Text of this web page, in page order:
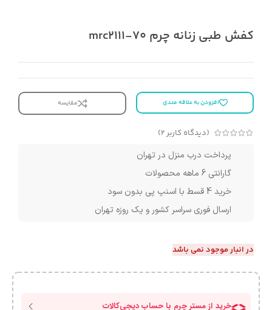
کفش طبی زنانه چرم mrc2111-70
افزودن به علاقه مندی مقایسه
(دیدگاه کاربر2
)
پرداخت درب منزل در تهران
گارانتی 6 ماهه محصولات
خرید 4 قسط با اسنپ پی بدون سود
ارسال فوری سراسر کشور و یک روزه تهران
در انبار موجود نمی باشد